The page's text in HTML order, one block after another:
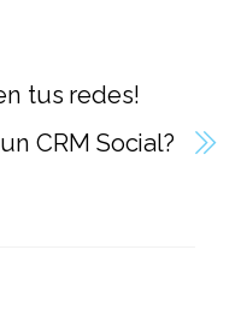
tus redes!
CRM Social?